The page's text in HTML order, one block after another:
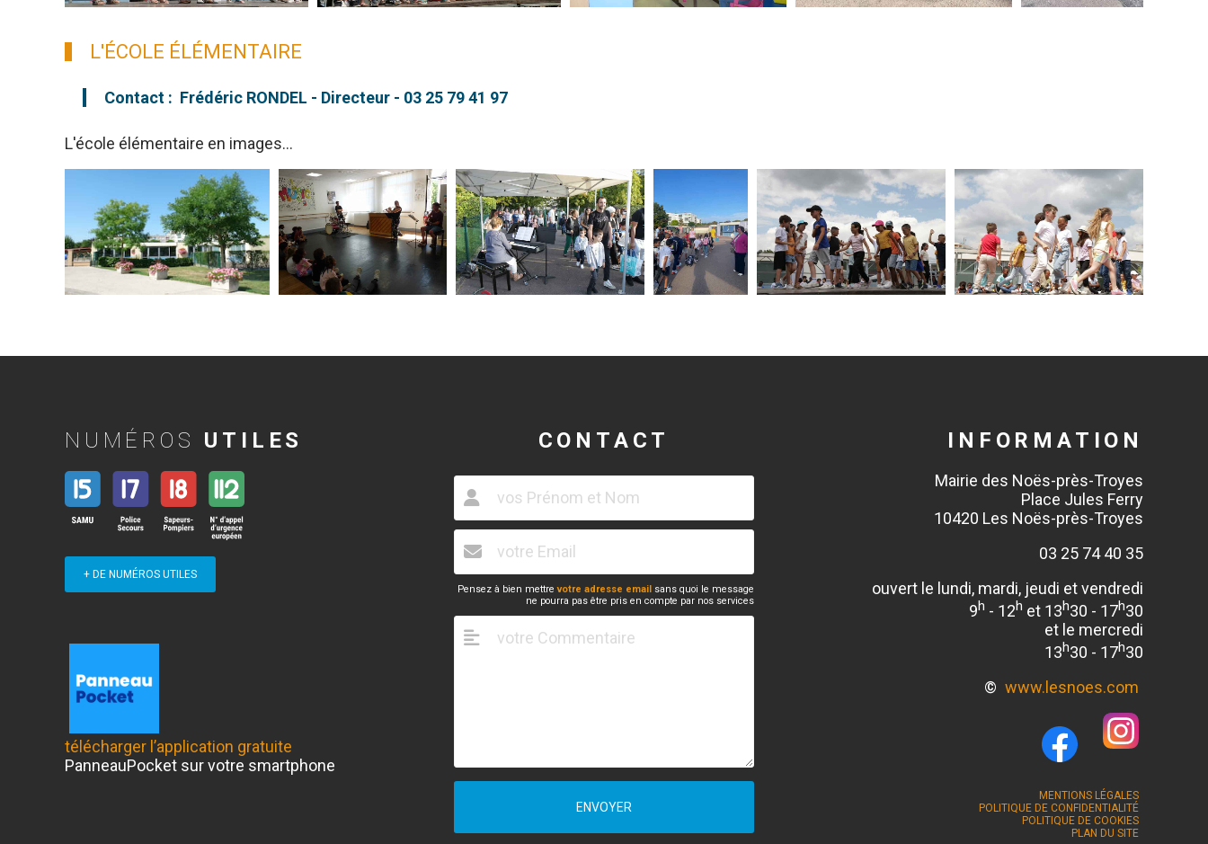
L'ÉCOLE ÉLÉMENTAIRE
Contact : Frédéric RONDEL - Directeur - 03 25 79 41 97
L'école élémentaire en images...
NUMÉROS UTILES
+ DE NUMÉROS UTILES
télécharger l’application gratuite
PanneauPocket sur votre smartphone
CONTACT
Pensez à bien mettrevotre adresse emailsans quoi le message
ne pourra pas être pris en compte par nos services
ENVOYER
INFORMATION
Mairie des Noës-près-Troyes
Place Jules Ferry
10420 Les Noës-près-Troyes
03 25 74 40 35
ouvert le lundi, mardi, jeudi et vendredi
9h - 12h et 13h30 - 17h30
et le mercredi
13h30 - 17h30
© www.lesnoes.com
MENTIONS LÉGALES
POLITIQUE DE CONFIDENTIALITÉ
POLITIQUE DE COOKIES
PLAN DU SITE